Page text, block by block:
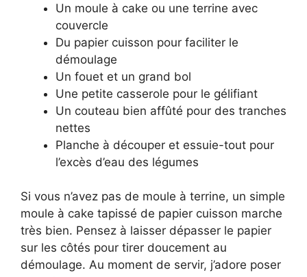
Un moule à cake ou une terrine avec
couvercle
Du papier cuisson pour faciliter le
démoulage
Un fouet et un grand bol
Une petite casserole pour le gélifiant
Un couteau bien affûté pour des tranches
nettes
Planche à découper et essuie-tout pour
l’excès d’eau des légumes
Si vous n’avez pas de moule à terrine, un simple
moule à cake tapissé de papier cuisson marche
très bien. Pensez à laisser dépasser le papier
sur les côtés pour tirer doucement au
démoulage. Au moment de servir, j’adore poser